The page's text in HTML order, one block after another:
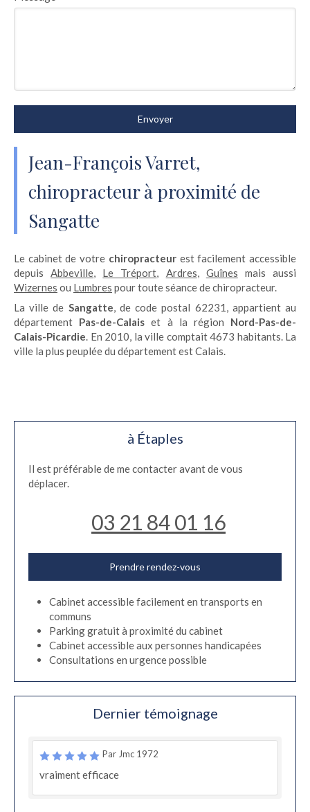
Envoyer
Jean-François Varret,
chiropracteur à proximité de
Sangatte
Le cabinet de votre chiropracteurest facilement accessible
depuisAbbeville, Le Tréport, Ardres, Guînes mais aussi
Wizernes ou Lumbres pour toute séance de chiropracteur.
La ville de Sangatte, de code postal 62231, appartient au
département Pas-de-Calais et à la région Nord-Pas-de-
Calais-Picardie. En 2010, la ville comptait 4673 habitants. La
ville la plus peuplée du département est Calais.
à Étaples
Il est préférable de me contacter avant de vous
déplacer.
03 21 84 01 16
Prendre rendez-vous
Cabinet accessible facilement en transports en
communs
Parking gratuit à proximité du cabinet
Cabinet accessible aux personnes handicapées
Consultations en urgence possible
Dernier témoignage
Par Jmc 1972
vraiment efficace